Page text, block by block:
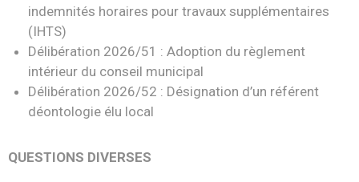
indemnités horaires pour travaux supplémentaires
(IHTS)
Délibération 2026/51 : Adoption du règlement
intérieur du conseil municipal
Délibération 2026/52 : Désignation d’un référent
déontologie élu local
QUESTIONS DIVERSES